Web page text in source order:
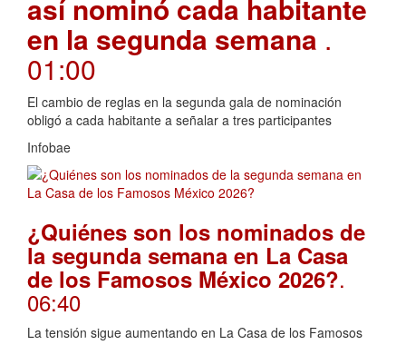
así nominó cada habitante
en la segunda semana .
01:00
El cambio de reglas en la segunda gala de nominación
obligó a cada habitante a señalar a tres participantes
Infobae
¿Quiénes son los nominados de
la segunda semana en La Casa
de los Famosos México 2026?.
06:40
La tensión sigue aumentando en La Casa de los Famosos